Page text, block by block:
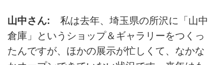
山中さん: 私は去年、埼玉県の所沢に「山中
倉庫」というショップ＆ギャラリーをつくっ
たんですが、ほかの展示が忙しくて、なかな